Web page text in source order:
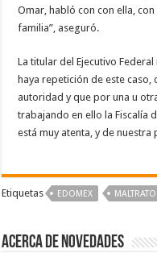
Omar, habló con con ella,
familia”, aseguró.
La titular del Ejecutivo
haya repetición de este
autoridad y que por una u
trabajando en ello la Fiscalía
está muy atenta, y de
Etiquetas EDOMEX
Acerca de NOVEDADES